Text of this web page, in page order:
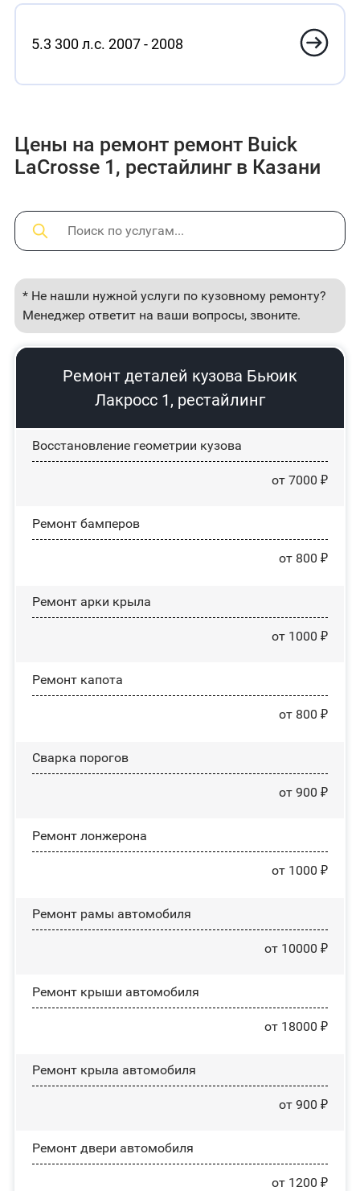
5.3 300 л.с. 2007 - 2008
Цены на ремонт ремонт Buick
LaCrosse 1, рестайлинг в Казани
* Не нашли нужной услуги по кузовному ремонту?
Менеджер ответит на ваши вопросы, звоните.
Ремонт деталей кузова Бьюик
Лакросс 1, рестайлинг
Восстановление геометрии кузова
от 7000 ₽
Ремонт бамперов
от 800 ₽
Ремонт арки крыла
от 1000 ₽
Ремонт капота
от 800 ₽
Сварка порогов
от 900 ₽
Ремонт лонжерона
от 1000 ₽
Ремонт рамы автомобиля
от 10000 ₽
Ремонт крыши автомобиля
от 18000 ₽
Ремонт крыла автомобиля
от 900 ₽
Ремонт двери автомобиля
от 1200 ₽